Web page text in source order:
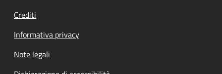
Crediti
Informativa privacy
Note legali